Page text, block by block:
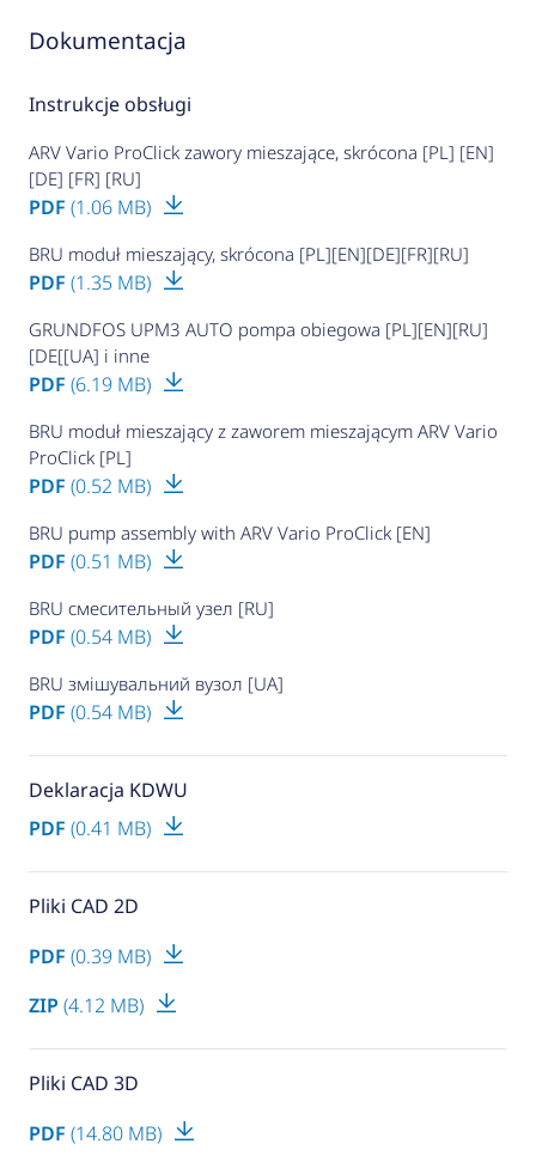
Dokumentacja
Instrukcje obsługi
ARV Vario ProClick zawory mieszające, skrócona [PL] [EN]
[DE] [FR] [RU]
PDF (1.06 MB)
BRU moduł mieszający, skrócona [PL][EN][DE][FR][RU]
PDF (1.35 MB)
GRUNDFOS UPM3 AUTO pompa obiegowa [PL][EN][RU]
[DE[[UA] i inne
PDF (6.19 MB)
BRU moduł mieszający z zaworem mieszającym ARV Vario
ProClick [PL]
PDF (0.52 MB)
BRU pump assembly with ARV Vario ProClick [EN]
PDF (0.51 MB)
BRU смесительный узел [RU]
PDF (0.54 MB)
BRU змішувальний вузол [UA]
PDF (0.54 MB)
Deklaracja KDWU
PDF (0.41 MB)
Pliki CAD 2D
PDF (0.39 MB)
ZIP (4.12 MB)
Pliki CAD 3D
PDF (14.80 MB)